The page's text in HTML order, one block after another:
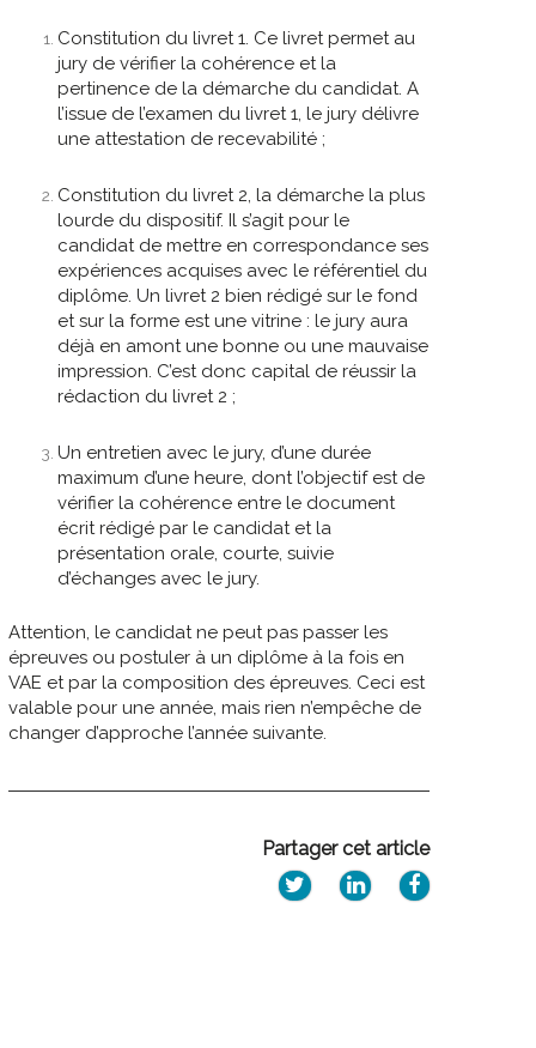
Constitution du livret 1. Ce livret permet au
jury de vérifier la cohérence et la
pertinence de la démarche du candidat. A
l’issue de l’examen du livret 1, le jury délivre
une attestation de recevabilité ;
Constitution du livret 2, la démarche la plus
lourde du dispositif. Il s’agit pour le
candidat de mettre en correspondance ses
expériences acquises avec le référentiel du
diplôme. Un livret 2 bien rédigé sur le fond
et sur la forme est une vitrine : le jury aura
déjà en amont une bonne ou une mauvaise
impression. C’est donc capital de réussir la
rédaction du livret 2 ;
Un entretien avec le jury, d’une durée
maximum d’une heure, dont l’objectif est de
vérifier la cohérence entre le document
écrit rédigé par le candidat et la
présentation orale, courte, suivie
d’échanges avec le jury.
Attention, le candidat ne peut pas passer les
épreuves ou postuler à un diplôme à la fois en
VAE et par la composition des épreuves. Ceci est
valable pour une année, mais rien n’empêche de
changer d’approche l’année suivante.
Partager cet article